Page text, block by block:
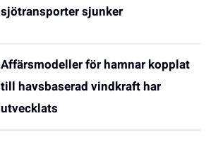
sjötransporter sjunker
Affärsmodeller för hamnar kopplat
till havsbaserad vindkraft har
utvecklats